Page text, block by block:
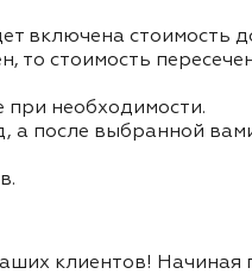
включена стоимость
то стоимость
при необходимости.
а после выбранной
клиентов! Начиная